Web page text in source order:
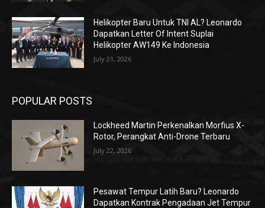
Helikopter Baru Untuk TNI AL? Leonardo
Dapatkan Letter Of Intent Suplai
Helikopter AW149 Ke Indonesia
July 21, 2026
POPULAR POSTS
Lockheed Martin Perkenalkan Morfius X-
Rotor, Perangkat Anti-Drone Terbaru
July 22, 2026
Pesawat Tempur Latih Baru? Leonardo
Dapatkan Kontrak Pengadaan Jet Tempur